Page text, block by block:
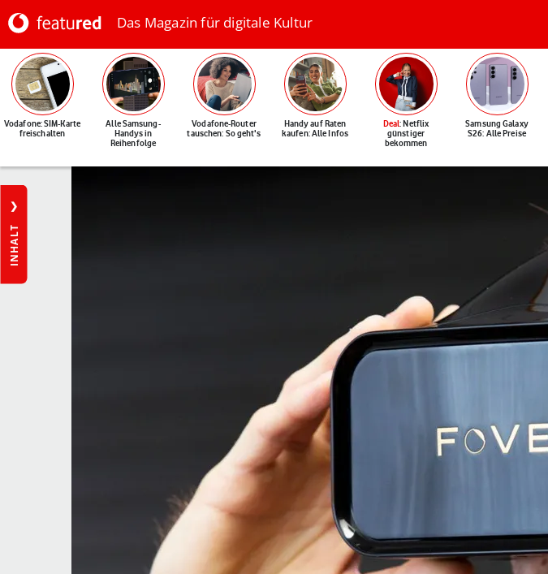
Das Magazin für digitale Kultur
Vodafone: SIM-Karte
freischalten
Alle Samsung-
Handys in
Reihenfolge
Vodafone-Router
tauschen: So geht's
Handy auf Raten
kaufen: Alle Infos
Deal: Netflix
günstiger
bekommen
Samsung Galaxy
S26: Alle Preise
INHALT